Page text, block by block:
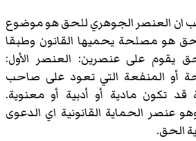
ان العنصر الجوهري للحق هو موضوع
هو مصلحة يحميها القانون وطبقا
يقوم على عنصرين: العنصر الأول:
أو المنفعة التي تعود على صاحب
تكون مادية أو أدبية أو معنوية.
عنصر الحماية القانونية اي الدعوى
الحق.